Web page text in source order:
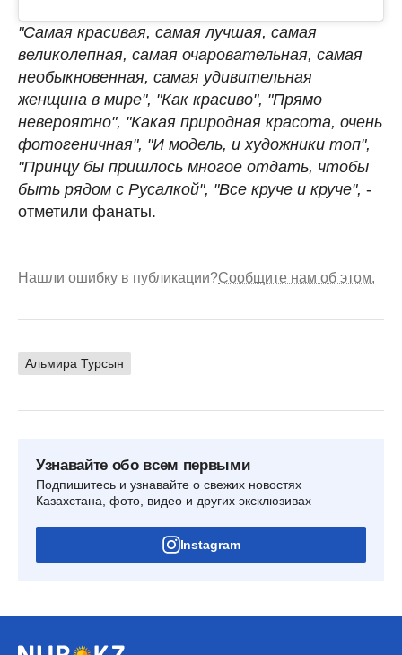
"Самая красивая, самая лучшая, самая
великолепная, самая очаровательная, самая
необыкновенная, самая удивительная
женщина в мире", "Как красиво", "Прямо
невероятно", "Какая природная красота, очень
фотогеничная", "И модель, и художники топ",
"Принцу бы пришлось многое отдать, чтобы
быть рядом с Русалкой", "Все круче и круче", -
отметили фанаты.
Нашли ошибку в публикации?Сообщите нам об этом.
Альмира Турсын
Узнавайте обо всем первыми
Подпишитесь и узнавайте о свежих новостях
Казахстана, фото, видео и других эксклюзивах
Instagram